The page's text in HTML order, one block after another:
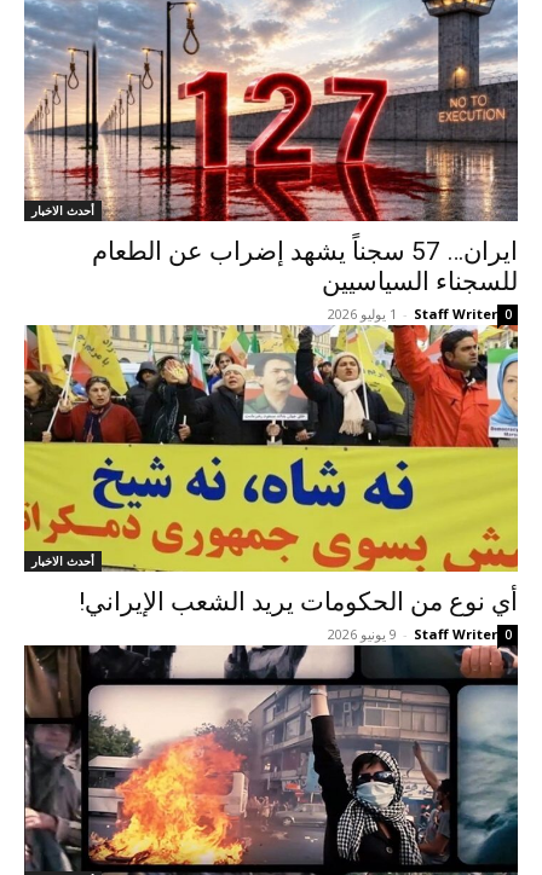
أحدث الاخبار
ایران… 57 سجناً یشهد إضراب عن الطعام
للسجناء السياسيين
Staff Writer
- 1 يوليو 2026 0
أحدث الاخبار
أي نوع من الحكومات يريد الشعب الإيراني!
Staff Writer
- 9 يونيو 2026 0